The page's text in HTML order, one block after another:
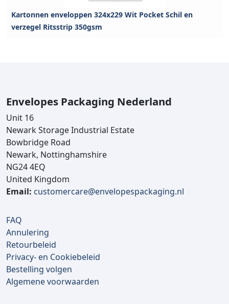
Kartonnen enveloppen 324x229 Wit Pocket Schil en
verzegel Ritsstrip 350gsm
Envelopes Packaging Nederland
Unit 16
Newark Storage Industrial Estate
Bowbridge Road
Newark, Nottinghamshire
NG24 4EQ
United Kingdom
Email: customercare@envelopespackaging.nl
FAQ
Annulering
Retourbeleid
Privacy- en Cookiebeleid
Bestelling volgen
Algemene voorwaarden